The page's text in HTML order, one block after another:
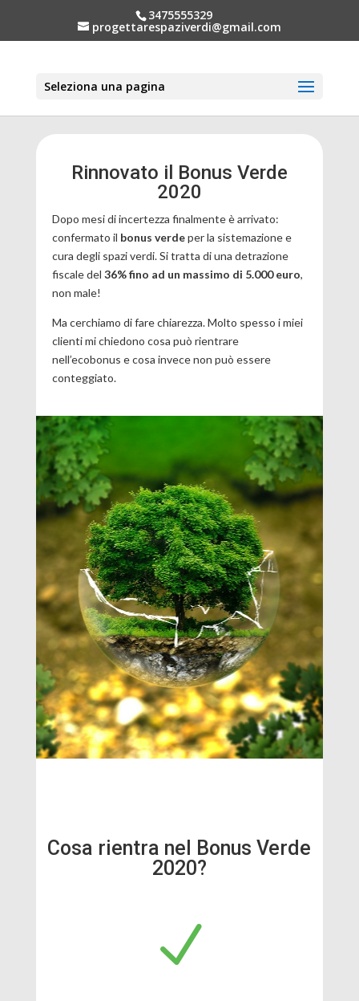
3475555329
progettarespaziverdi@gmail.com
Seleziona una pagina
Rinnovato il Bonus Verde
2020
Dopo mesi di incertezza finalmente è arrivato:
confermato il bonus verdeper la sistemazione e
cura degli spazi verdi. Si tratta di una detrazione
fiscale del 36% fino ad un massimo di 5.000 euro,
non male!
Ma cerchiamo di fare chiarezza. Molto spesso i miei
clienti mi chiedono cosa può rientrare
nell’ecobonus e cosa invece non può essere
conteggiato.
Cosa rientra nel Bonus Verde
2020?
N